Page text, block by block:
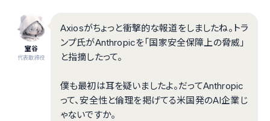
室谷
代表取締役
Axiosがちょっと衝撃的な報道をしましたね。トラ
ンプ氏がAnthropicを「国家安全保障上の脅威」
と指摘したって。
僕も最初は耳を疑いましたよ。だってAnthropic
って、安全性と倫理を掲げてる米国発のAI企業じ
ゃないですか。